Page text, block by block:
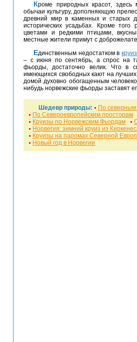
Кроме природных красот, здесь можно найти богатую на традиции и местные
обычаи культуру, дополняющую
древний мир в каменных и старых
исторических усадьбах. Кроме
цветами и редкими птицами,
местные жители примут с
Единственным недостатком в
– с июня по сентябрь, а спрос на
фьорды, достаточно велик. Что в
имеющихся свободных кают на
домой духовно обогащенным
нибудь норвежские фьорды заставят
Шедевр природы:
По
По Североевропейским просторам
Круизы по Норвежским Фьордам
Норвегия: зимний круиз из
Круизы на паромах Северной
Новый год в Норвегии